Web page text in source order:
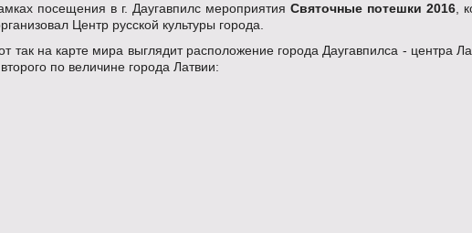
посещения в г. Даугавпилс мероприятияСвяточные потешки 2016 ,
Центр русской культуры города.
так на карте мира выглядит расположение города Даугавпилса - центра
по величине города Латвии: